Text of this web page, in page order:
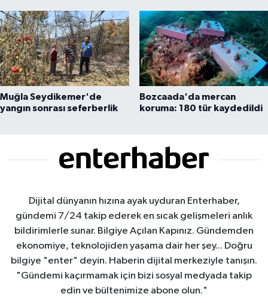
Muğla Seydikemer'de
yangın sonrası seferberlik
Bozcaada'da mercan
koruma: 180 tür kaydedildi
Dijital dünyanın hızına ayak uyduran Enterhaber,
gündemi 7/24 takip ederek en sıcak gelişmeleri anlık
bildirimlerle sunar. Bilgiye Açılan Kapınız. Gündemden
ekonomiye, teknolojiden yaşama dair her şey... Doğru
bilgiye "enter" deyin. Haberin dijital merkeziyle tanışın.
"Gündemi kaçırmamak için bizi sosyal medyada takip
edin ve bültenimize abone olun."